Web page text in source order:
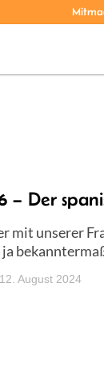
– Der
mit unserer
12. August 2024